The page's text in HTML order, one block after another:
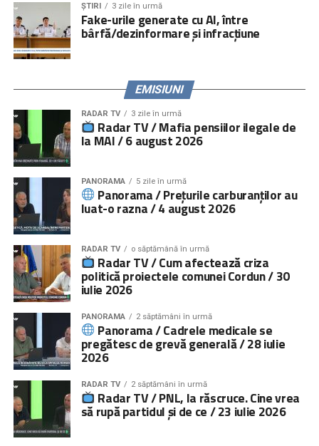
ȘTIRI 3 zile în urmă
Fake-urile generate cu AI, între
bârfă/dezinformare și infracțiune
EMISIUNI
RADAR TV 3 zile în urmă
Radar TV / Mafia pensiilor ilegale de
la MAI / 6 august 2026
PANORAMA 5 zile în urmă
Panorama / Prețurile carburanților au
luat-o razna / 4 august 2026
RADAR TV o săptămână în urmă
Radar TV / Cum afectează criza
politică proiectele comunei Cordun / 30
iulie 2026
PANORAMA 2 săptămâni în urmă
Panorama / Cadrele medicale se
pregătesc de grevă generală / 28 iulie
2026
RADAR TV 2 săptămâni în urmă
Radar TV / PNL, la răscruce. Cine vrea
să rupă partidul și de ce / 23 iulie 2026